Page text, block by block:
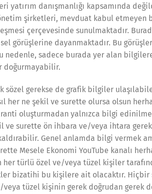
danışmanlığı kapsamında
şirketleri, mevduat kabul etmeyen
çerçevesinde sunulmaktadır.
görüşlerine dayanmaktadır. Bu
sadece burada yer alan bilgilere
doğurmayabilir.
sözel gerekse de grafik bilgiler
her ne şekil ve surette olursa olsun
oluşturmadan yalnızca bilgi
surette ön ihbara ve/veya ihtara gerek
Genel anlamda bilgi vermek
Mesele Ekonomi YouTube kanalı
türlü özel ve/veya tüzel kişiler
bizatihi bu kişilere ait olacaktır. Hiçbir
tüzel kişinin gerek doğrudan gerek